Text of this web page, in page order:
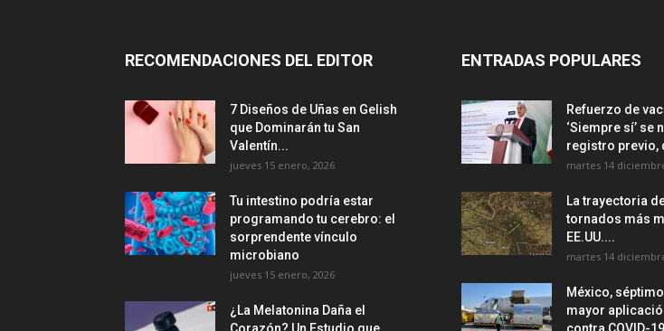
RECOMENDACIONES DEL EDITOR
7 Diseños de Uñas en Gelish
que Dominarán tu San
Valentín...
jueves 15 enero, 2026
Tu intestino podría estar
programando tu cerebro: el
sorprendente vínculo
microbiano
jueves 15 enero, 2026
¿La Melatonina Daña el
ENTRADAS POPULARES
Refuerzo de
‘Siempre sí’ se
registro previo,
martes 14
La trayectoria
tornados más
EE.UU....
martes 14
México,
mayor